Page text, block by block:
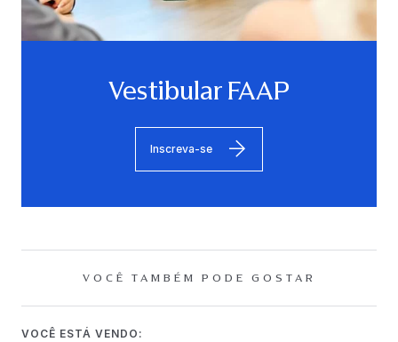
Vestibular FAAP
Inscreva-se
VOCÊ TAMBÉM PODE GOSTAR
VOCÊ ESTÁ VENDO: